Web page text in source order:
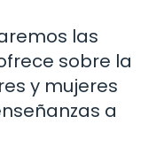
las
sobre la
y mujeres
a